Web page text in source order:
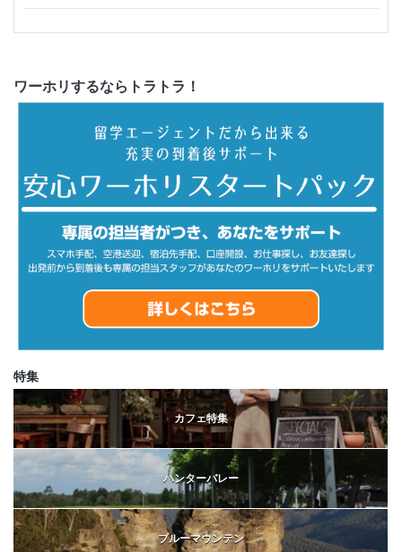
ワーホリするならトラトラ！
特集
カフェ特集
ハンターバレー
ブルーマウンテン